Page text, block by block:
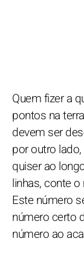
Quem fizer a
pontos na
devem ser
por outro
quiser ao
linhas, conte
Este número
número certo
número ao